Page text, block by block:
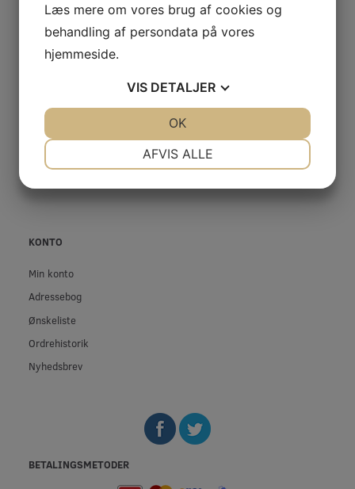
Firma profil
Kontakt os
Betingelser & Vilkår
Fortrydelsesret
Privatliv- og cookiepolitik
KONTO
Min konto
Adressebog
Ønskeliste
Ordrehistorik
Nyhedsbrev
BETALINGSMETODER
Læs mere om vores brug af cookies og
behandling af persondata på vores
hjemmeside.
VIS DETALJER
AFVIS ALLE
OK